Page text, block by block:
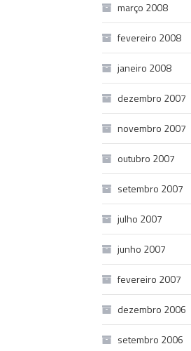
março 2008
fevereiro 2008
janeiro 2008
dezembro 2007
novembro 2007
outubro 2007
setembro 2007
julho 2007
junho 2007
fevereiro 2007
dezembro 2006
setembro 2006